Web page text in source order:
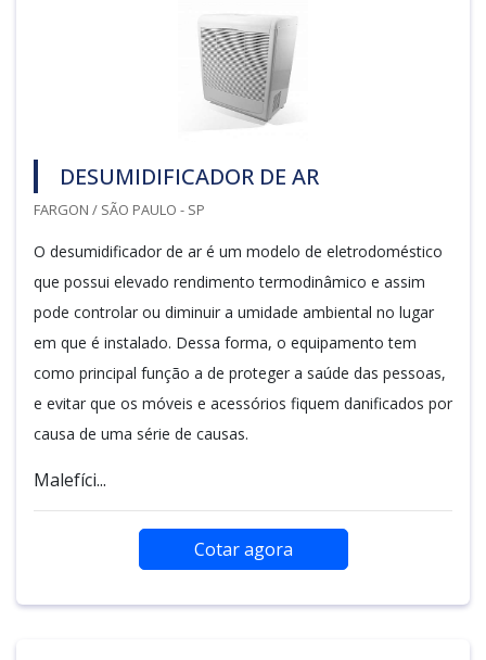
DESUMIDIFICADOR DE AR
FARGON / SÃO PAULO - SP
O desumidificador de ar é um modelo de eletrodoméstico
que possui elevado rendimento termodinâmico e assim
pode controlar ou diminuir a umidade ambiental no lugar
em que é instalado. Dessa forma, o equipamento tem
como principal função a de proteger a saúde das pessoas,
e evitar que os móveis e acessórios fiquem danificados por
causa de uma série de causas.
Malefíci...
Cotar agora